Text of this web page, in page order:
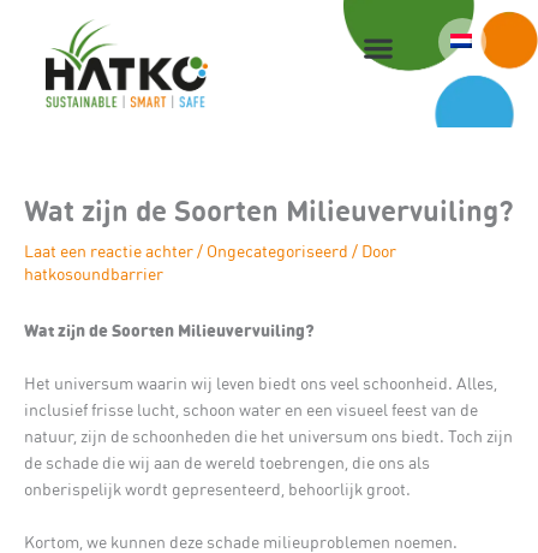
inhoud
Wat zijn de Soorten Milieuvervuiling?
Laat een reactie achter/ Ongecategoriseerd / Door
hatkosoundbarrier
Wat zijn de Soorten Milieuvervuiling?
Het universum waarin wij leven biedt ons veel schoonheid. Alles,
inclusief frisse lucht, schoon water en een visueel feest van de
natuur, zijn de schoonheden die het universum ons biedt. Toch zijn
de schade die wij aan de wereld toebrengen, die ons als
onberispelijk wordt gepresenteerd, behoorlijk groot.
Kortom, we kunnen deze schade milieuproblemen noemen.